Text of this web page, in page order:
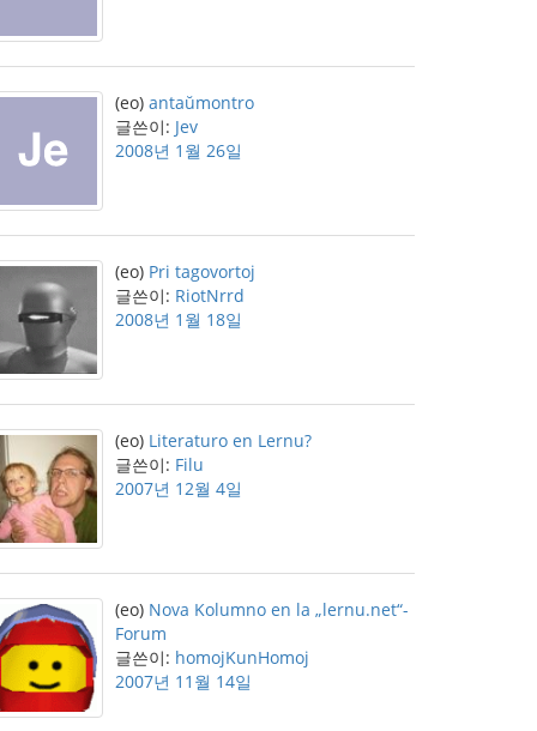
(eo) antaŭmontro
글쓴이: Jev
2008년 1월 26일
(eo) Pri tagovortoj
글쓴이: RiotNrrd
2008년 1월 18일
(eo) Literaturo en Lernu?
글쓴이: Filu
2007년 12월 4일
(eo) Nova Kolumno en la „lernu.net“-
Forum
글쓴이: homojKunHomoj
2007년 11월 14일